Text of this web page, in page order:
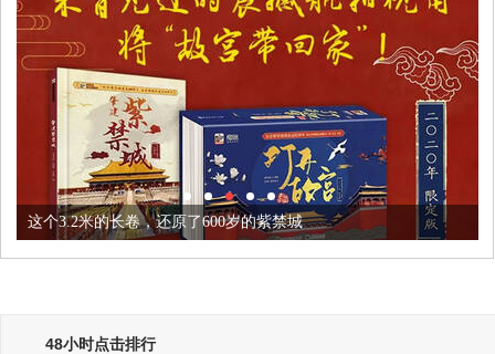
这个3.2米的长卷，还原了600岁的紫禁城
48小时点击排行